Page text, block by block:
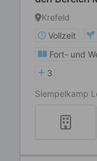
(m/w/d)
Krefeld
Vollzeit
Fort- und
3
Siempelkamp